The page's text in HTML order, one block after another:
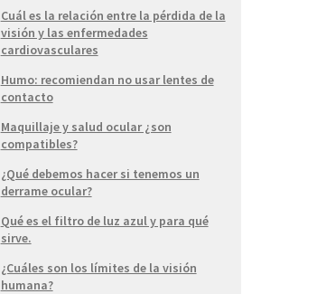
Cuál es la relación entre la pérdida de la
visión y las enfermedades
cardiovasculares
Humo: recomiendan no usar lentes de
contacto
Maquillaje y salud ocular ¿son
compatibles?
¿Qué debemos hacer si tenemos un
derrame ocular?
Qué es el filtro de luz azul y para qué
sirve.
¿Cuáles son los límites de la visión
humana?